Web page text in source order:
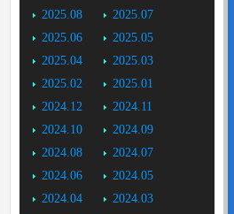
2025.08
2025.07
2025.06
2025.05
2025.04
2025.03
2025.02
2025.01
2024.12
2024.11
2024.10
2024.09
2024.08
2024.07
2024.06
2024.05
2024.04
2024.03